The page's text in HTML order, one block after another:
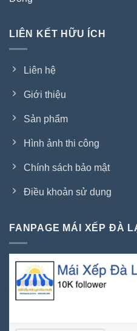
LIÊN KẾT HỮU ÍCH
Liên hệ
Giới thiệu
Sản phẩm
Hình ảnh thi công
Chính sách bảo mật
Điều khoản sử dụng
FANPAGE MÁI XẾP ĐÀ